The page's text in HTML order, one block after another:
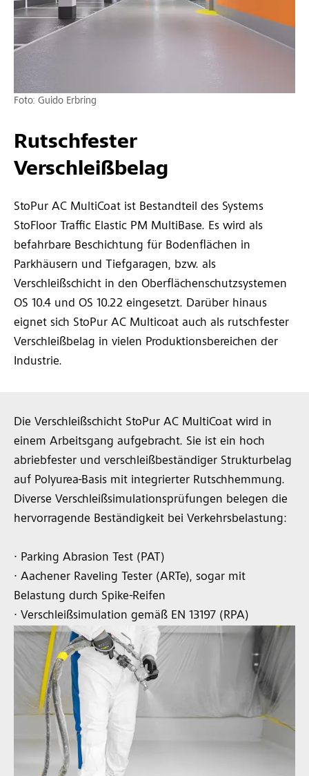
Rutschfester
Verschleißbelag
StoPur AC MultiCoat ist Bestandteil des Systems
StoFloor Traffic Elastic PM MultiBase. Es wird als
befahrbare Beschichtung für Bodenflächen in
Parkhäusern und Tiefgaragen, bzw. als
Verschleißschicht in den Oberflächenschutzsystemen
OS 10.4 und OS 10.22 eingesetzt. Darüber hinaus
eignet sich StoPur AC Multicoat auch als rutschfester
Verschleißbelag in vielen Produktionsbereichen der
Industrie.
Foto: Guido Erbring
Die Verschleißschicht StoPur AC MultiCoat wird in
einem Arbeitsgang aufgebracht. Sie ist ein hoch
abriebfester und verschleißbeständiger Strukturbelag
auf Polyurea-Basis mit integrierter Rutschhemmung.
Diverse Verschleißsimulationsprüfungen belegen die
hervorragende Beständigkeit bei Verkehrsbelastung:
∙ Parking Abrasion Test (PAT)
∙ Aachener Raveling Tester (ARTe), sogar mit
Belastung durch Spike-Reifen
∙ Verschleißsimulation gemäß EN 13197 (RPA)